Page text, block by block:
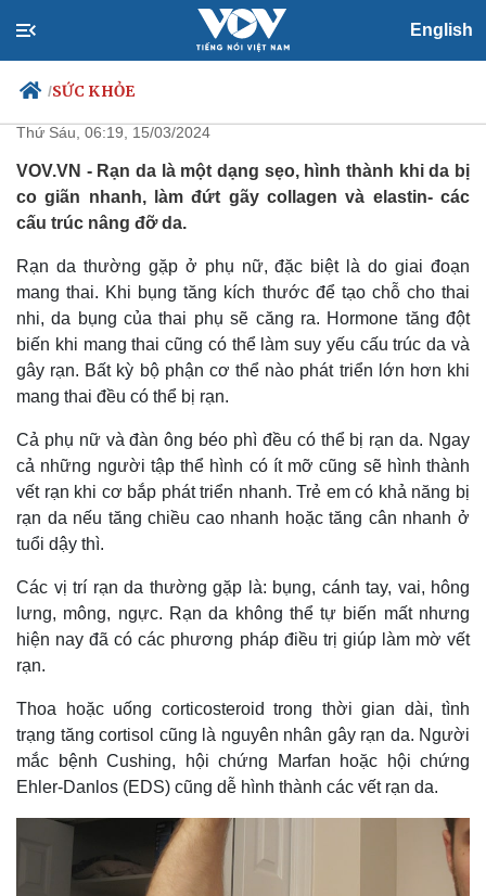
English
/SỨC KHỎE
Chính trị
Đảng
Tổ chức nhân sự
Quốc hội
Nhận diện sự thật
Xã hội
Dự báo thời tiết
Giáo dục
Dấu ấn VOV
Việc làm
Biển đảo
Đây là cách khắc phục rạn da
thường gặp ở phụ nữ và đàn ông
Thứ Sáu, 06:19, 15/03/2024
VOV.VN - Rạn da là một dạng sẹo, hình thành khi da bị
co giãn nhanh, làm đứt gãy collagen và elastin- các
cấu trúc nâng đỡ da.
Rạn da thường gặp ở phụ nữ, đặc biệt là do giai đoạn
mang thai. Khi bụng tăng kích thước để tạo chỗ cho thai
nhi, da bụng của thai phụ sẽ căng ra. Hormone tăng đột
biến khi mang thai cũng có thể làm suy yếu cấu trúc da và
gây rạn. Bất kỳ bộ phận cơ thể nào phát triển lớn hơn khi
mang thai đều có thể bị rạn.
Cả phụ nữ và đàn ông béo phì đều có thể bị rạn da. Ngay
cả những người tập thể hình có ít mỡ cũng sẽ hình thành
vết rạn khi cơ bắp phát triển nhanh. Trẻ em có khả năng bị
rạn da nếu tăng chiều cao nhanh hoặc tăng cân nhanh ở
tuổi dậy thì.
Các vị trí rạn da thường gặp là: bụng, cánh tay, vai, hông
lưng, mông, ngực. Rạn da không thể tự biến mất nhưng
hiện nay đã có các phương pháp điều trị giúp làm mờ vết
rạn.
Thoa hoặc uống corticosteroid trong thời gian dài, tình
trạng tăng cortisol cũng là nguyên nhân gây rạn da. Người
mắc bệnh Cushing, hội chứng Marfan hoặc hội chứng
Ehler-Danlos (EDS) cũng dễ hình thành các vết rạn da.